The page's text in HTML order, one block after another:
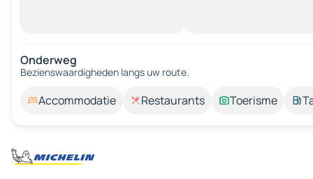
Onderweg
Bezienswaardigheden langs uw route.
Accommodatie Restaurants Toerisme